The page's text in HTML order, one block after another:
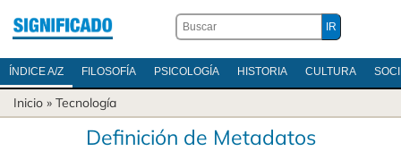
ÍNDICE A/Z FILOSOFÍA PSICOLOGÍA HISTORIA CULTURA
Inicio » Tecnología
Definición de Metadatos